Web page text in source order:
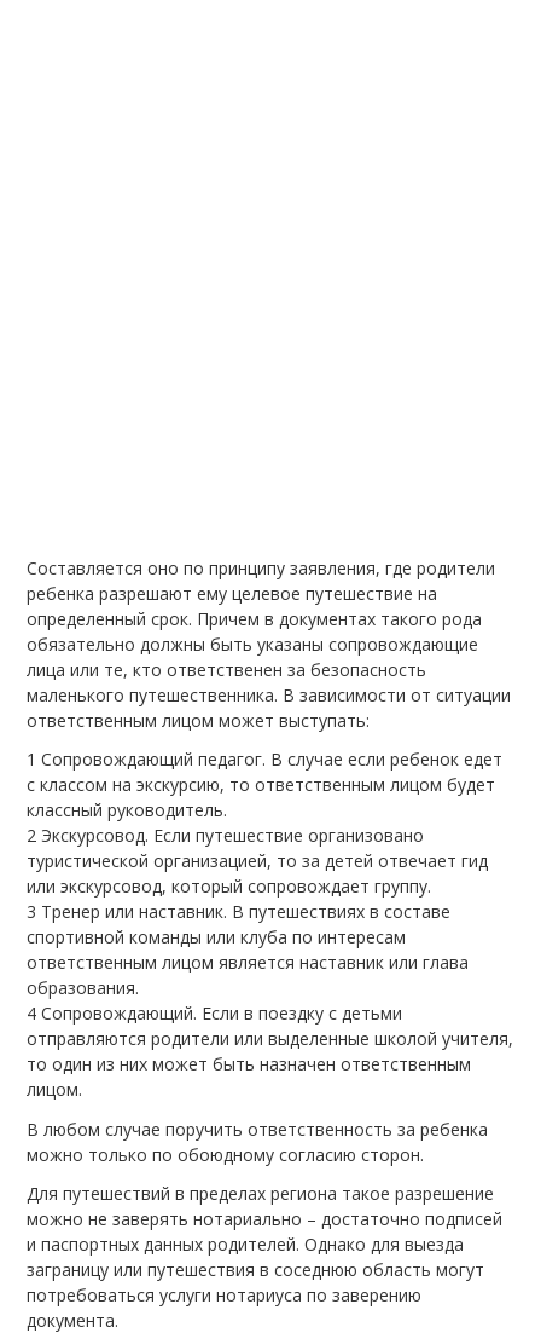
Составляется оно по принципу заявления, где родители
ребенка разрешают ему целевое путешествие на
определенный срок. Причем в документах такого рода
обязательно должны быть указаны сопровождающие
лица или те, кто ответственен за безопасность
маленького путешественника. В зависимости от ситуации
ответственным лицом может выступать:
Сопровождающий педагог. В случае если ребенок едет
с классом на экскурсию, то ответственным лицом будет
классный руководитель.
Экскурсовод. Если путешествие организовано
туристической организацией, то за детей отвечает гид
или экскурсовод, который сопровождает группу.
Тренер или наставник. В путешествиях в составе
спортивной команды или клуба по интересам
ответственным лицом является наставник или глава
образования.
Сопровождающий. Если в поездку с детьми
отправляются родители или выделенные школой учителя,
то один из них может быть назначен ответственным
лицом.
В любом случае поручить ответственность за ребенка
можно только по обоюдному согласию сторон.
Для путешествий в пределах региона такое разрешение
можно не заверять нотариально – достаточно подписей
и паспортных данных родителей. Однако для выезда
заграницу или путешествия в соседнюю область могут
потребоваться услуги нотариуса по заверению
документа.